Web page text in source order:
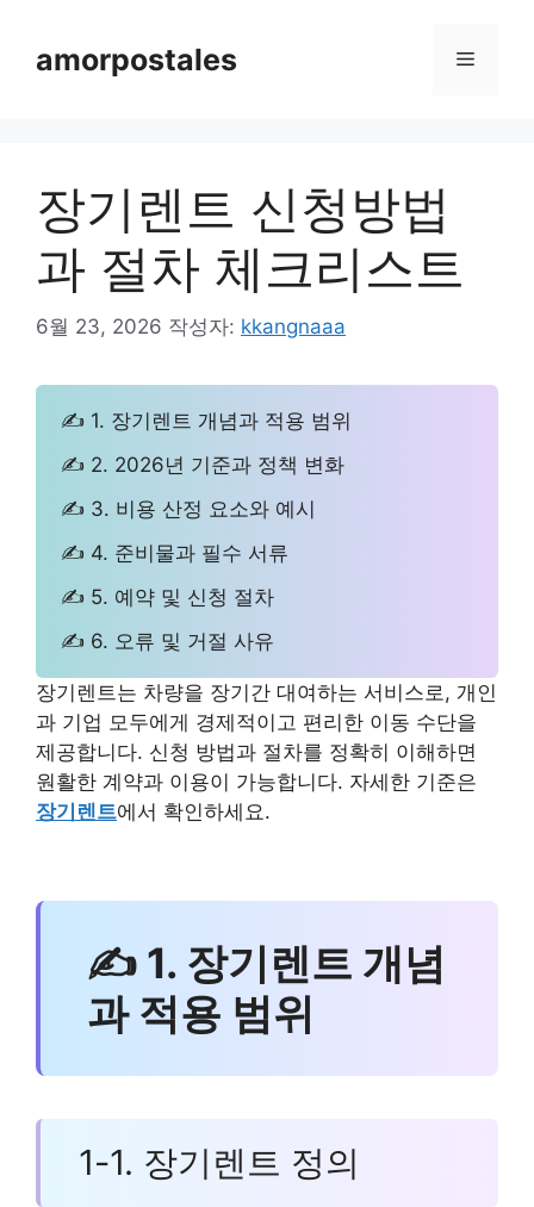
amorpostales 메
장기렌트 신청방법
과 절차 체크리스트
6월 23, 2026 작성자: kkangnaaa
✍ 1. 장기렌트 개념과 적용 범위
✍ 2. 2026년 기준과 정책 변화
✍ 3. 비용 산정 요소와 예시
✍ 4. 준비물과 필수 서류
✍ 5. 예약 및 신청 절차
✍ 6. 오류 및 거절 사유
장기렌트는 차량을 장기간 대여하는 서비스로, 개인
과 기업 모두에게 경제적이고 편리한 이동 수단을
제공합니다. 신청 방법과 절차를 정확히 이해하면
원활한 계약과 이용이 가능합니다. 자세한 기준은
장기렌트에서 확인하세요.
✍ 1. 장기렌트 개념
과 적용 범위
1-1. 장기렌트 정의